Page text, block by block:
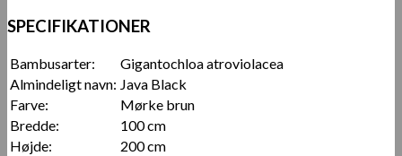
SPECIFIKATIONER
Bambusarter:
Gigantochloa atroviolacea
Almindeligt navn: Java Black
Farve:
Mørke brun
Bredde:
100 cm
Højde:
200 cm